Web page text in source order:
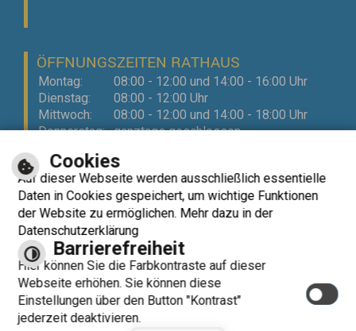
ÖFFNUNGSZEITEN RATHAUS
Montag:
08:00 - 12:00 und 14:00 - 16:00 Uhr
Dienstag:
08:00 - 12:00 Uhr
Mittwoch:
08:00 - 12:00 und 14:00 - 18:00 Uhr
Donnerstag: ganztags geschlossen
Kontrast
optimiert für
mobile Endgeräte
Cookies
Auf dieser Webseite werden ausschließlich essentielle
Daten in Cookies gespeichert, um wichtige Funktionen
der Website zu ermöglichen. Mehr dazu in der
Datenschutzerklärung
Barrierefreiheit
Hier können Sie die Farbkontraste auf dieser
Webseite erhöhen. Sie können diese
Einstellungen über den Button "Kontrast"
jederzeit deaktivieren.